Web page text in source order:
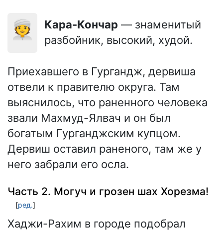
👳 Кара-Кончар — знаменитый
разбойник, высокий, худой.
Приехавшего в Гургандж, дервиша
отвели к правителю округа. Там
выяснилось, что раненного человека
звали Махмуд-Ялвач и он был
богатым Гурганджским купцом.
Дервиш оставил раненого, там же у
него забрали его осла.
Часть 2. Могуч и грозен шах Хорезма!
[ред.]
Хаджи-Рахим в городе подобрал